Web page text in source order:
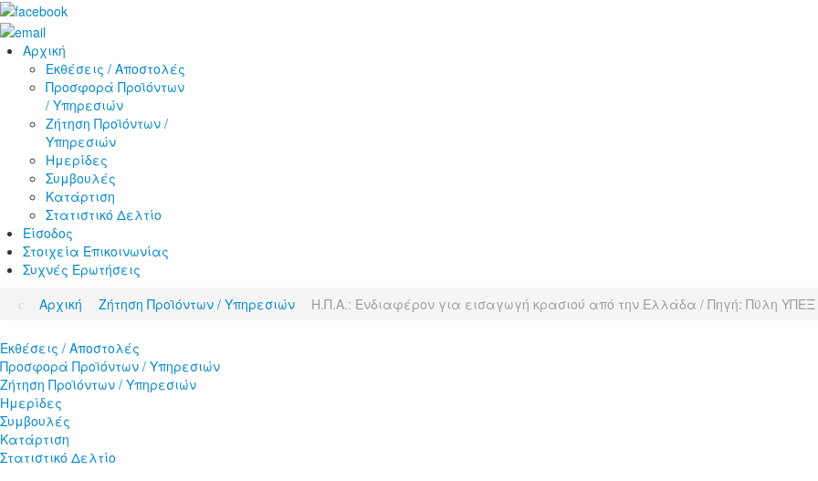
Αρχική
Εκθέσεις / Αποστολές
Προσφορά Προϊόντων
/ Υπηρεσιών
Ζήτηση Προϊόντων /
Υπηρεσιών
Ημερίδες
Συμβουλές
Κατάρτιση
Στατιστικό Δελτίο
Είσοδος
Στοιχεία Επικοινωνίας
Συχνές Ερωτήσεις
Αρχική
Ζήτηση Προϊόντων / Υπηρεσιών Η.Π.Α.: Ενδιαφέρον για εισαγωγή κρασιού από την Ελλάδα / Πηγή: Πϋλη ΥΠΕΞ
Εκθέσεις / Αποστολές
Προσφορά Προϊόντων / Υπηρεσιών
Ζήτηση Προϊόντων / Υπηρεσιών
Ημερίδες
Συμβουλές
Κατάρτιση
Στατιστικό Δελτίο